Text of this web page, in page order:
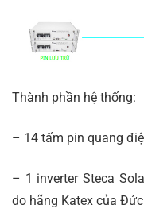
Thành phần hệ thống:
– 14 tấm pin quang
– 1 inverter Steca
do hãng Katex của